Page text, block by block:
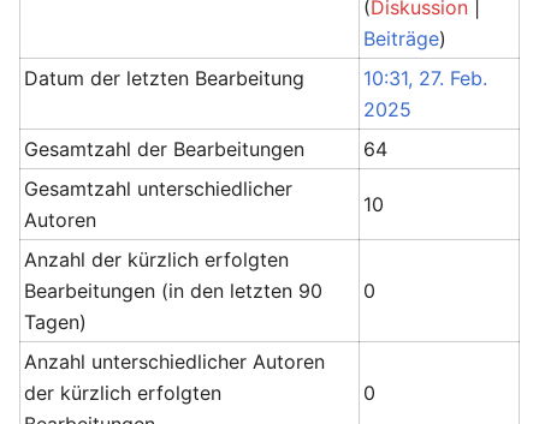
(Diskussion
Beiträge)
Datum der letzten Bearbeitung
10:31, 27. Feb.
2025
Gesamtzahl der Bearbeitungen
64
Gesamtzahl unterschiedlicher
Autoren
10
Anzahl der kürzlich erfolgten
Bearbeitungen (in den letzten 90
Tagen)
0
Anzahl unterschiedlicher Autoren
der kürzlich erfolgten
0